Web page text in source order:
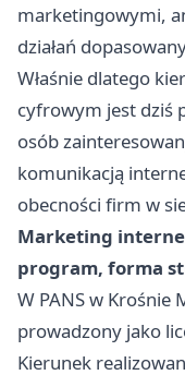
marketingowymi,
działań
Właśnie dlatego
cyfrowym jest dziś
osób
komunikacją
obecności firm w
Marketing
program, forma
W PANS w
prowadzony jako
Kierunek